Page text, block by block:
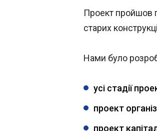
Проект пройшов
старих
Нами було
усі стадії
проект
проект